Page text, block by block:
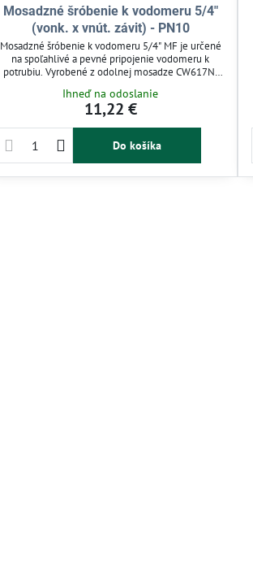
Mosadzné šróbenie k vodomeru 5/4"
(vonk. x vnút. závit) - PN10
Mosadzné šróbenie k vodomeru 5/4" MF je určené
na spoľahlivé a pevné pripojenie vodomeru k
potrubiu. Vyrobené z odolnej mosadze CW617N,
tlaku do 16 bar. Vhodné pre vodovodné aj
závlahové systémy, umožňuje jednoduchú montáž
Ideálne riešenie pre údržbu a opravy v technických
rozvodoch vody.
Ihneď na odoslanie
11,22 €
Do košíka